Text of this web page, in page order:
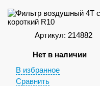
Артикул: 214882
Нет в наличии
В избранное
Сравнить